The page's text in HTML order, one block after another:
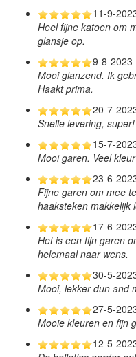
11-9-
Heel fijne katoen om
glansje op.
9-8-2023
Mooi glanzend. Ik
Haakt prima.
20-7-
Snelle levering, super!
15-7-
Mooi garen. Veel
23-6-
Fijne garen om mee
haaksteken makkelijk
17-6-
Het is een fijn garen
helemaal naar wens.
30-5-
Mooi, lekker dun and
27-5-
Mooie kleuren en fijn
12-5-